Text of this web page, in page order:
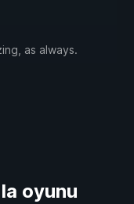
as always.
oyunu